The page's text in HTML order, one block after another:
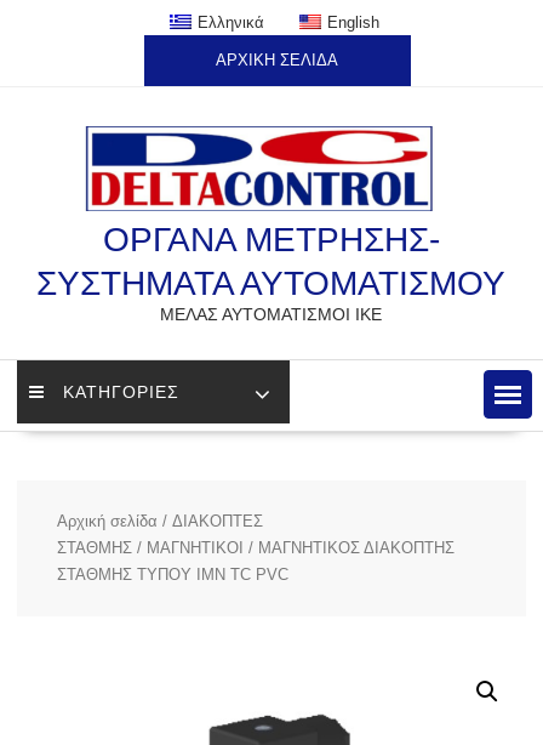
Ελληνικά English
ΑΡΧΙΚΗ ΣΕΛΙΔΑ
ΟΡΓΑΝΑ ΜΕΤΡΗΣΗΣ-
ΣΥΣΤΗΜΑΤΑ ΑΥΤΟΜΑΤΙΣΜΟΥ
ΜΕΛΑΣ ΑΥΤΟΜΑΤΙΣΜΟΙ ΙΚΕ
ΚΑΤΗΓΟΡΙΕΣ
Αρχική σελίδα / ΔΙΑΚΟΠΤΕΣ
ΣΤΑΘΜΗΣ/ ΜΑΓΝΗΤΙΚΟΙ / ΜΑΓΝΗΤΙΚΟΣ ΔΙΑΚΟΠΤΗΣ
ΣΤΑΘΜΗΣ ΤΥΠΟΥ IMN TC PVC